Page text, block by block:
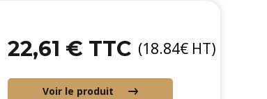
22,61 € TTC (18.84€ HT)
Voir le produit